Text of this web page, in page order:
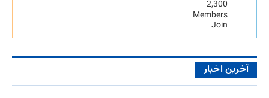
2,300
Members
Join
آخرین اخبار